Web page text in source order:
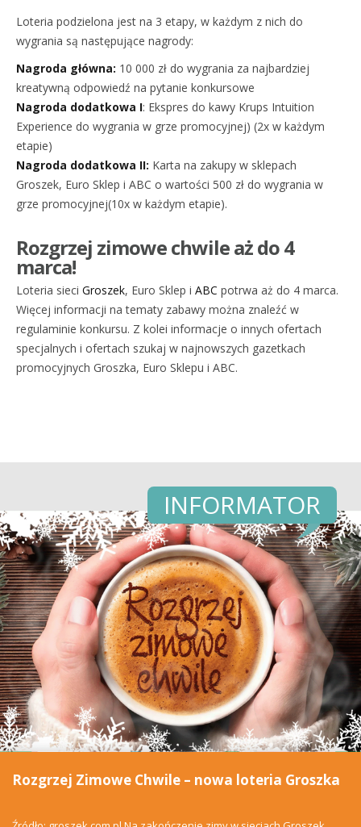
Loteria podzielona jest na 3 etapy, w każdym z nich do
wygrania są następujące nagrody:
Nagroda główna: 10 000 zł do wygrania za najbardziej
kreatywną odpowiedź na pytanie konkursowe
Nagroda dodatkowa I: Ekspres do kawy Krups Intuition
Experience do wygrania w grze promocyjnej) (2x w każdym
etapie)
Nagroda dodatkowa II: Karta na zakupy w sklepach
Groszek, Euro Sklep i ABC o wartości 500 zł do wygrania w
grze promocyjnej(10x w każdym etapie).
Rozgrzej zimowe chwile aż do 4
marca!
Loteria sieci Groszek, Euro Sklep i ABC potrwa aż do 4 marca.
Więcej informacji na tematy zabawy można znaleźć w
regulaminie konkursu. Z kolei informacje o innych ofertach
specjalnych i ofertach szukaj w najnowszych gazetkach
promocyjnych Groszka, Euro Sklepu i ABC.
INFORMATOR
Rozgrzej Zimowe Chwile – nowa loteria Groszka